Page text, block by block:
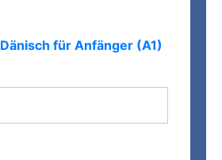
Dänisch für Anfänger (A1)